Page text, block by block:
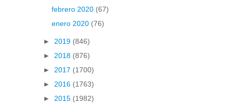
febrero 2020 (67)
enero 2020 (76)
► 2019 (846)
► 2018 (876)
► 2017 (1700)
► 2016 (1763)
► 2015 (1982)